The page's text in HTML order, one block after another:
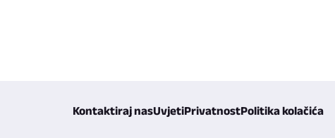
Kontaktiraj nasUvjetiPrivatnostPolitika kolačića